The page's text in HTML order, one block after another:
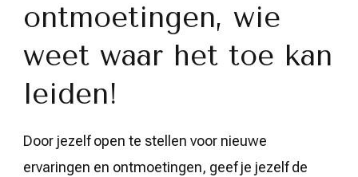
ontmoetingen, wie
weet waar het toe kan
leiden!
Door jezelf open te stellen voor nieuwe
ervaringen en ontmoetingen, geef je jezelf de